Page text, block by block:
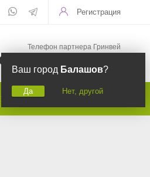
Регистрация
Ваш город Балашов?
Да Нет, другой
Телефон партнера Гринвей
БРЕНДЫ